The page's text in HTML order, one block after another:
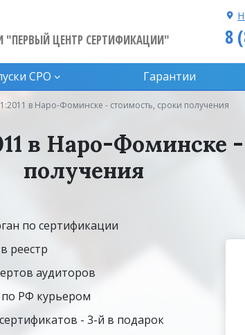
ЦЕНТР СЕРТИФИКАЦИИ" 8
CPO Гарантии
в Наро-Фоминске - стоимость, сроки получения
в Наро-Фоминске
получения
по сертификации
реестр
аудиторов
по РФ курьером
- 3-й в подарок